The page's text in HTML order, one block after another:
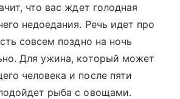
что вас ждет голодная
недоедания. Речь идет про
совсем поздно на ночь
Для ужина, который может
человека и после пяти
рыба с овощами.